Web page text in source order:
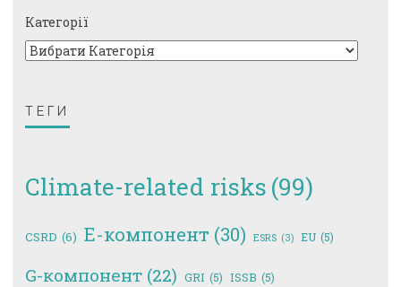
Категорії
ТЕГИ
Climate-related risks (99)
CSRD (6) E-компонент (30) ESRS (3) EU (5)
G-компонент (22) GRI (5) ISSB (5)